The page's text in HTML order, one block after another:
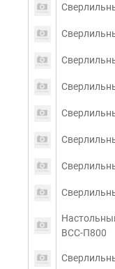
ВСС-П800